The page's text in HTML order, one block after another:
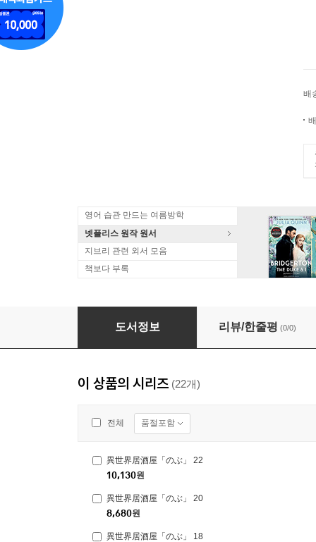
배
영어 습관 만드는 여름방학
넷플리스 원작 원서
지브리 관련 외서 모음
책보다 부록
異世界居酒屋「のぶ」 22
도서정보 리뷰/한줄평 (0/0)
이 상품의 시리즈 (22개)
전체 품절포함
異世界居酒屋「のぶ」 22
10,130원
異世界居酒屋「のぶ」 20
8,680원
異世界居酒屋「のぶ」 18